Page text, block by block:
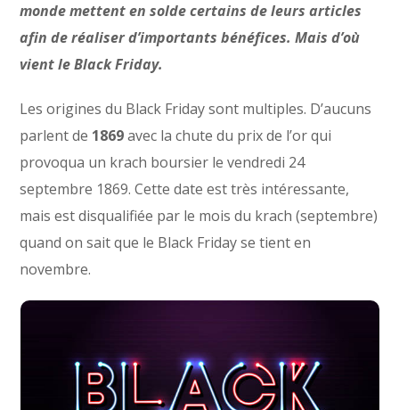
monde mettent en solde certains de leurs articles
afin de réaliser d’importants bénéfices. Mais d’où
vient le Black Friday.
Les origines du Black Friday sont multiples. D’aucuns
parlent de 1869avec la chute du prix de l’or qui
provoqua un krach boursier le vendredi 24
septembre 1869. Cette date est très intéressante,
mais est disqualifiée par le mois du krach (septembre)
quand on sait que le Black Friday se tient en
novembre.